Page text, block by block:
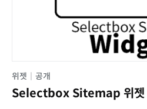
위젯 공개
Selectbox Sitemap 위젯